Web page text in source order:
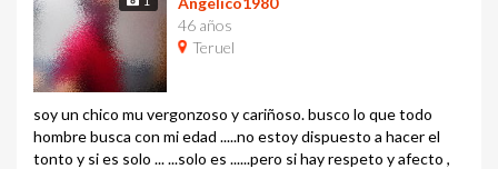
46 años
Teruel
soy un chico mu vergonzoso y cariñoso. busco lo que todo
hombre busca con mi edad .....no estoy dispuesto a hacer el
tonto y si es solo ... ...solo es ......pero si hay respeto y afecto ,